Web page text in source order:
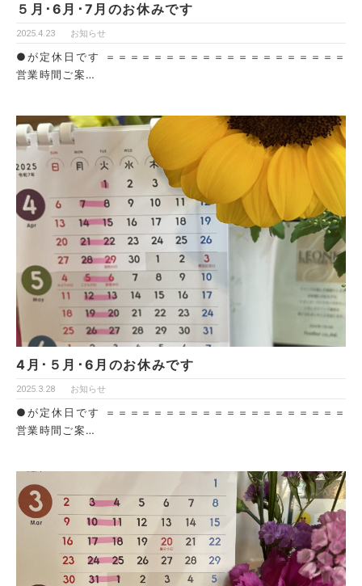
５月･6月･7月のお休みです
2025.4.23 お知らせ
●が定休日です ＝＝＝＝＝＝＝＝＝＝＝＝＝＝＝＝＝＝＝＝
営業時間ご案…
4月･５月･6月のお休みです
2025.3.28 お知らせ
●が定休日です ＝＝＝＝＝＝＝＝＝＝＝＝＝＝＝＝＝＝＝＝
営業時間ご案…